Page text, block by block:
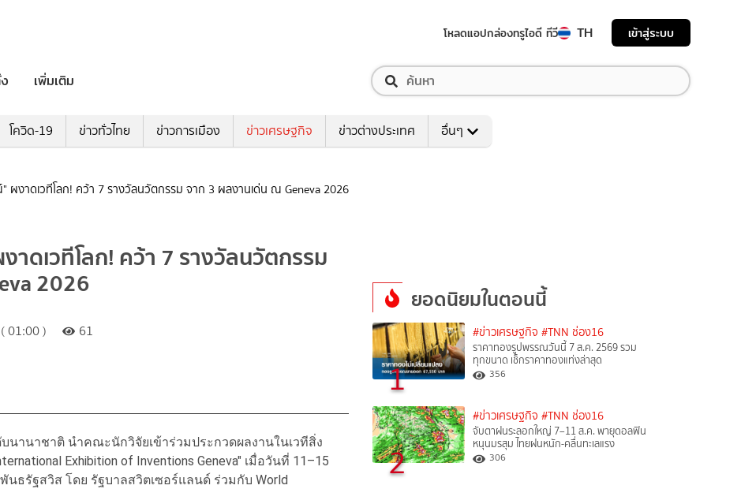
โหลดแอปกล่องทรูไอดี ทีวี TH เข้าสู่ระบบ
เพิ่มเติม
โควิด-19 ข่าวทั่วไทย ข่าวการเมือง ข่าวเศรษฐกิจ ข่าวต่างประเทศ อื่นๆ
ผงาดเวทีโลก! คว้า 7 รางวัลนวัตกรรม จาก 3 ผลงานเด่น ณ Geneva 2026
ดเวทีโลก! คว้า 7 รางวัลนวัตกรรม
2026
01:00 ) 61
นานาชาติ นำคณะนักวิจัยเข้าร่วมประกวดผลงานในเวทีสิ่ง
Exhibition of Inventions Geneva" เมื่อวันที่ 11–15
ธรัฐสวิส โดย รัฐบาลสวิตเซอร์แลนด์ ร่วมกับ World
ยอดนิยมในตอนนี้
1
#ข่าวเศรษฐกิจ #TNN ช่อง16
ราคาทองรูปพรรณวันนี้ 7 ส.ค. 2569 รวม
ทุกขนาด เช็กราคาทองแท่งล่าสุด
356
2
#ข่าวเศรษฐกิจ #TNN ช่อง16
จับตาฝนระลอกใหญ่ 7–11 ส.ค. พายุดอลฟิน
หนุนมรสุม ไทยฝนหนัก-คลื่นทะเลแรง
306